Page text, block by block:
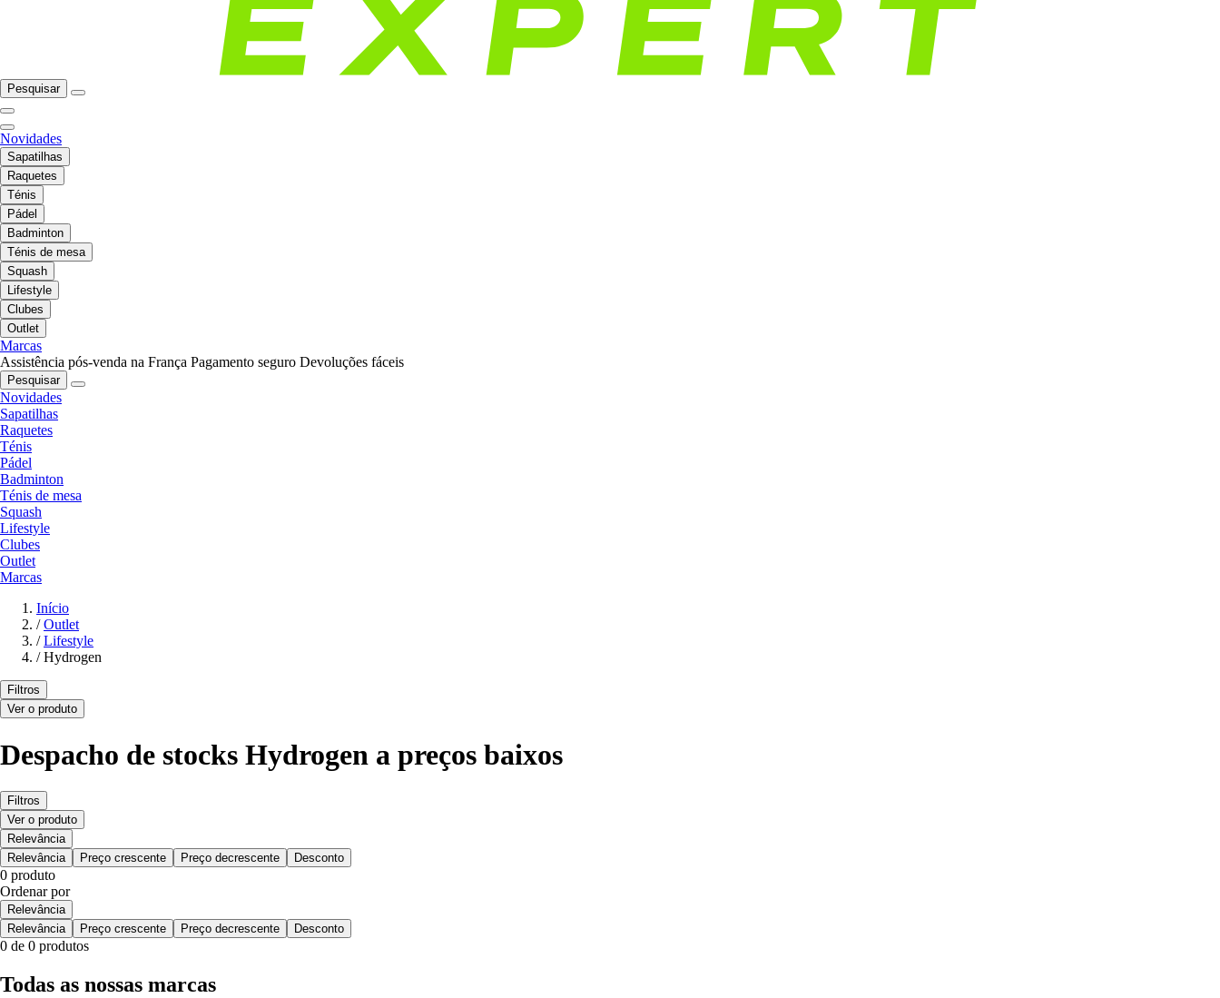
Pesquisar
Novidades
Sapatilhas
Raquetes
Ténis
Pádel
Badminton
Ténis de mesa
Squash
Lifestyle
Clubes
Outlet
Marcas
Assistência pós-venda na França Pagamento seguro Devoluções fáceis
Pesquisar
Novidades
Sapatilhas
Raquetes
Ténis
Pádel
Badminton
Ténis de mesa
Squash
Lifestyle
Clubes
Outlet
Marcas
Início
/ Outlet
/ Lifestyle
/ Hydrogen
Filtros
Ver o produto
Despacho de stocks Hydrogen a preços baixos
Filtros
Ver o produto
Relevância
Relevância
Preço crescente Preço decrescente Desconto
0 produto
Ordenar por
Relevância
Relevância
Preço crescente Preço decrescente Desconto
0 de 0 produtos
Todas as nossas marcas